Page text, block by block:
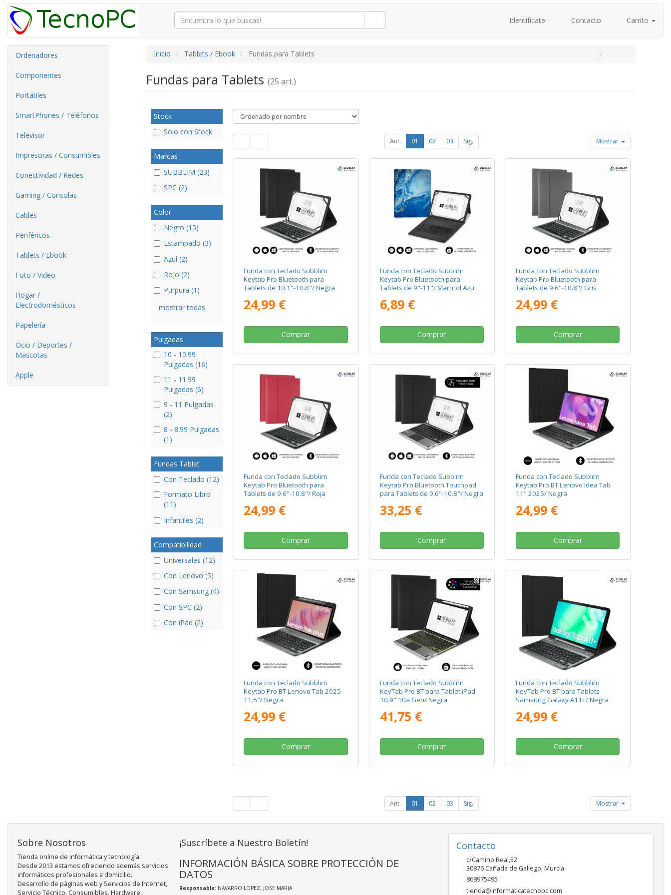
Identifícate Contacto Carrito
Ordenadores
Componentes
Portátiles
SmartPhones / Teléfonos
Televisor
Impresoras / Consumibles
Conectividad / Redes
Gaming / Consolas
Cables
Periféricos
Tablets / Ebook
Foto / Video
Hogar /
Electrodomésticos
Papelería
Ocio / Deportes /
Mascotas
Apple
Inicio Tablets / Ebook Fundas para Tablets
Fundas para Tablets (25 art.)
Stock
Solo con Stock
Marcas
SUBBLIM (23)
SPC (2)
Color
Negro (15)
Estampado (3)
Azul (2)
Rojo (2)
Purpura (1)
mostrar todas
Pulgadas
10 - 10.99
Pulgadas (16)
11 - 11.99
Pulgadas (6)
9 - 11 Pulgadas
(2)
8 - 8.99 Pulgadas
(1)
Fundas Tablet
Con Teclado (12)
Formato Libro
(11)
Infantiles (2)
Compatibilidad
Universales (12)
Con Lenovo (5)
Con Samsung (4)
Con SPC (2)
Con iPad (2)
Ant. 01 02 03 Sig. Mostrar
Funda con Teclado Subblim
Keytab Pro Bluetooth para
Tablets de 10.1"-10.8"/ Negra
24,99 €
Comprar
Funda con Teclado Subblim
Keytab Pro Bluetooth para
Tablets de 9"-11"/ Marmol Azul
6,89 €
Comprar
Funda con Teclado Subblim
Keytab Pro Bluetooth para
Tablets de 9.6"-10.8"/ Gris
24,99 €
Comprar
Funda con Teclado Subblim
Keytab Pro Bluetooth para
Tablets de 9.6"-10.8"/ Roja
24,99 €
Comprar
Funda con Teclado Subblim
Keytab Pro Bluetooth Touchpad
para Tablets de 9.6"-10.8"/ Negra
33,25 €
Comprar
Funda con Teclado Subblim
Keytab Pro BT Lenovo Idea Tab
11" 2025/ Negra
24,99 €
Comprar
Funda con Teclado Subblim
Keytab Pro BT Lenovo Tab 2025
11.5"/ Negra
24,99 €
Comprar
Funda con Teclado Subblim
KeyTab Pro BT para Tablet iPad
10.9" 10a Gen/ Negra
41,75 €
Comprar
Funda con Teclado Subblim
KeyTab Pro BT para Tablets
Samsung Galaxy A11+/ Negra
24,99 €
Comprar
Ant. 01 02 03 Sig. Mostrar
Sobre Nosotros
Tienda online de informática y tecnología.
Desde 2013 estamos ofreciendo además servicios
informáticos profesionales a domicilio.
Desarrollo de páginas web y Servicios de Internet,
Servicio Técnico, Consumibles, Hardware,
¡Suscríbete a Nuestro Boletín!
INFORMACIÓN BÁSICA SOBRE PROTECCIÓN DE
DATOS
Responsable: NAVARRO LOPEZ, JOSE MARIA
Contacto
c/Camino Real,52
30876 Cañada de Gallego,Murcia
868975495
tienda@informaticatecnopc.com